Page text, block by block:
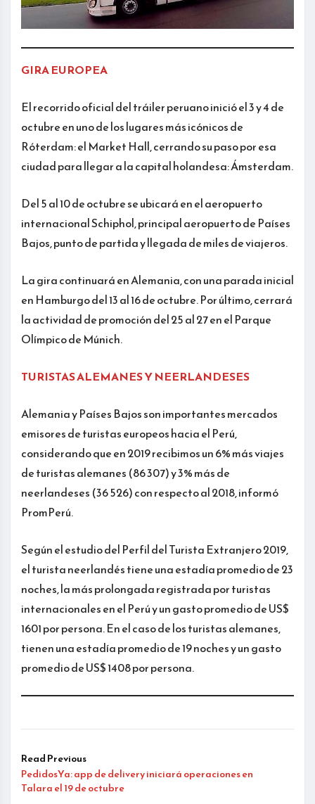
GIRA EUROPEA
El recorrido oficial del tráiler peruano inició el 3 y 4 de
octubre en uno de los lugares más icónicos de
Róterdam: el Market Hall, cerrando su paso por esa
ciudad para llegar a la capital holandesa: Ámsterdam.
Del 5 al 10 de octubre se ubicará en el aeropuerto
internacional Schiphol, principal aeropuerto de Países
Bajos, punto de partida y llegada de miles de viajeros.
La gira continuará en Alemania, con una parada inicial
en Hamburgo del 13 al 16 de octubre. Por último, cerrará
la actividad de promoción del 25 al 27 en el Parque
Olímpico de Múnich.
TURISTAS ALEMANES Y NEERLANDESES
Alemania y Países Bajos son importantes mercados
emisores de turistas europeos hacia el Perú,
considerando que en 2019 recibimos un 6% más viajes
de turistas alemanes (86 307) y 3% más de
neerlandeses (36 526) con respecto al 2018, informó
PromPerú.
Según el estudio del Perfil del Turista Extranjero 2019,
el turista neerlandés tiene una estadía promedio de 23
noches, la más prolongada registrada por turistas
internacionales en el Perú y un gasto promedio de US$
1601 por persona. En el caso de los turistas alemanes,
tienen una estadía promedio de 19 noches y un gasto
promedio de US$ 1408 por persona.
Read Previous
PedidosYa: app de delivery iniciará operaciones en
Talara el 19 de octubre